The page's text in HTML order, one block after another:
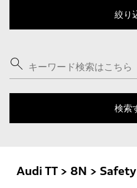
Audi TT > 8N > Safety